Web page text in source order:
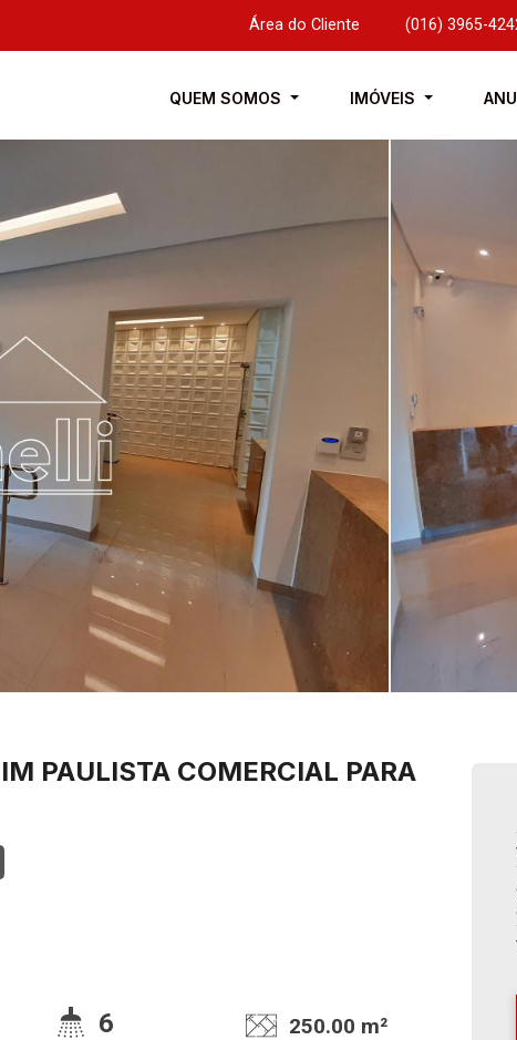
Área do Cliente (016) 3965-
QUEM SOMOS IMÓVEIS
PAULISTA COMERCIAL PARA
6 250.00 m²